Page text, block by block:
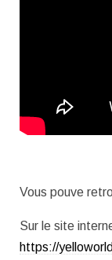
Vous pouve
Sur le site
https://